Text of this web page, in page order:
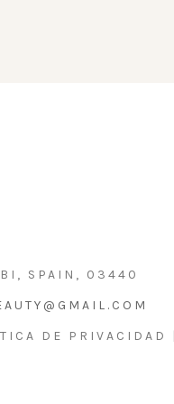
SPAIN, 03440
DE PRIVACIDAD